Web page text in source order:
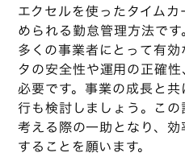
エクセルを使ったタイム
められる勤怠管理方法です
多くの事業者にとって有
タの安全性や運用の正確
必要です。事業の成長と
行も検討しましょう。こ
考える際の一助となり、
することを願います。